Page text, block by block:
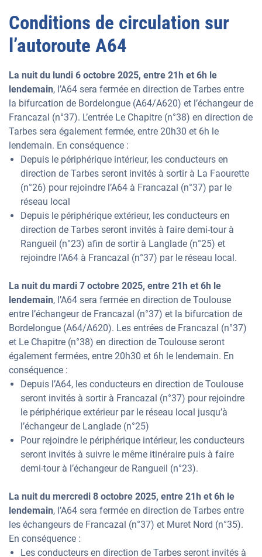
Conditions de circulation sur
l’autoroute A64
La nuit du lundi 6 octobre 2025, entre 21h et 6h le
lendemain, l’A64 sera fermée en direction de Tarbes entre
la bifurcation de Bordelongue (A64/A620) et l’échangeur de
Francazal (n°37). L’entrée Le Chapitre (n°38) en direction de
Tarbes sera également fermée, entre 20h30 et 6h le
lendemain. En conséquence :
Depuis le périphérique intérieur, les conducteurs en
direction de Tarbes seront invités à sortir à La Faourette
(n°26) pour rejoindre l’A64 à Francazal (n°37) par le
réseau local
Depuis le périphérique extérieur, les conducteurs en
direction de Tarbes seront invités à faire demi-tour à
Rangueil (n°23) afin de sortir à Langlade (n°25) et
rejoindre l’A64 à Francazal (n°37) par le réseau local.
La nuit du mardi 7 octobre 2025, entre 21h et 6h le
lendemain, l’A64 sera fermée en direction de Toulouse
entre l’échangeur de Francazal (n°37) et la bifurcation de
Bordelongue (A64/A620). Les entrées de Francazal (n°37)
et Le Chapitre (n°38) en direction de Toulouse seront
également fermées, entre 20h30 et 6h le lendemain. En
conséquence :
Depuis l’A64, les conducteurs en direction de Toulouse
seront invités à sortir à Francazal (n°37) pour rejoindre
le périphérique extérieur par le réseau local jusqu’à
l’échangeur de Langlade (n°25)
Pour rejoindre le périphérique intérieur, les conducteurs
seront invités à suivre le même itinéraire puis à faire
demi-tour à l’échangeur de Rangueil (n°23).
La nuit du mercredi 8 octobre 2025, entre 21h et 6h le
lendemain, l’A64 sera fermée en direction de Tarbes entre
les échangeurs de Francazal (n°37) et Muret Nord (n°35).
En conséquence :
Les conducteurs en direction de Tarbes seront invités à